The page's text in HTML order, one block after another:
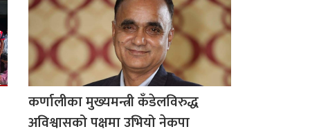
कर्णालीका मुख्यमन्त्री कँडेलविरुद्ध
अविश्वासको पक्षमा उभियो नेकपा